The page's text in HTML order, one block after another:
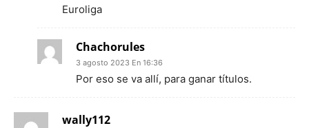
Euroliga
Chachorules
3 agosto 2023 En 16:36
Por eso se va allí, para ganar títulos.
wally112